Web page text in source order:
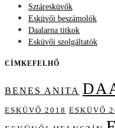
Sztáresküvők
Esküvői beszámolók
Daalarna titkok
Esküvői szolgáltatók
CÍMKEFELHŐ
BENES ANITA
ESKÜVŐ 2018 ESKÜVŐ